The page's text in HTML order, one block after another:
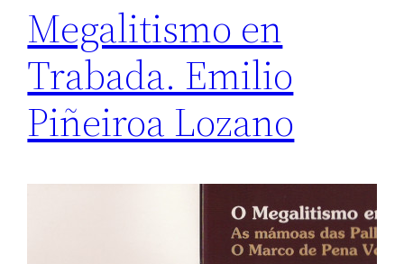
Megalitismo en
Trabada. Emilio
Piñeiroa Lozano